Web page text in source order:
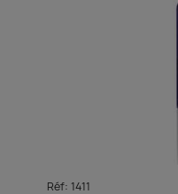
Réf: 1411